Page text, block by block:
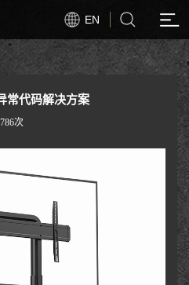
EN
常代码解决方案
次